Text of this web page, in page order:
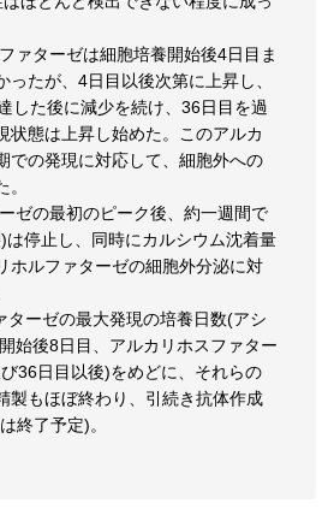
ァターゼは細胞培養開始後4日目ま
ったが、4日目以後次第に上昇し、
した後に減少を続け、36日目を過
状態は上昇し始めた。このアルカ
での発現に対応して、細胞外への
ゼの最初のピーク後、約一週間で
は停止し、同時にカルシウム沈着量
ホルファターゼの細胞外分泌に対
ターゼの最大発現の培養日数(アシ
始後8日目、アルカリホスファター
36日目以後)をめどに、それらの
製もほぼ終わり、引続き抗体作成
終了予定)。